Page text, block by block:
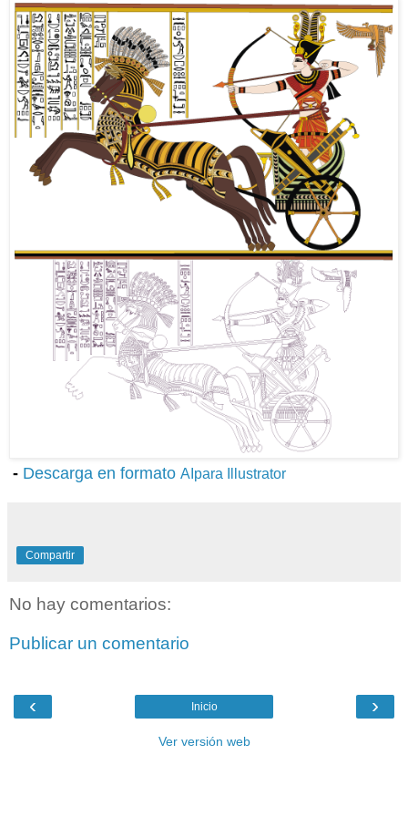
- Descarga en formato AIpara Illustrator
Compartir
No hay comentarios:
Publicar un comentario
‹ ›
Inicio
Ver versión web